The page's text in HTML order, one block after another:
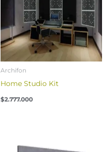
Archifon
Home Studio Kit
$2.777.000